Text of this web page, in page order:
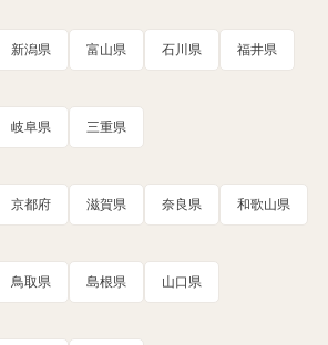
新潟県 富山県 石川県 福井県
岐阜県 三重県
京都府 滋賀県 奈良県 和歌山県
鳥取県 島根県 山口県